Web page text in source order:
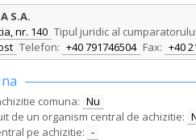
S.A.
nr. 140 Tipul juridic al
Telefon: +40 791746504 Fax: +40
comuna: Nu
de un organism central de achizitie:
pe achizitie: -